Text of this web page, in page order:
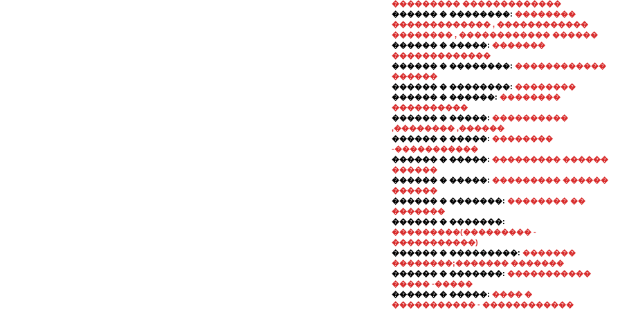
��������� �������������
������ � ��������: ��������
������������� , ������������
�������� , ������������ ������
������ � �����: �������
�������������
������ � ��������: ������������
������
������ � ��������: ��������
������ � ������: ��������
����������
������ � �����: ����������
,�������� ,������
������ � �����: ��������
-�����������
������ � �����: ��������� ������
������
������ � �����: ��������� ������
������
������ � �������: �������� ��
�������
������ � �������:
���������(��������� -
�����������)
������ � ���������: �������
��������;������� �������
������ � �������: �����������
����� -�����
������ � �����: ���� �
����������� - ������������